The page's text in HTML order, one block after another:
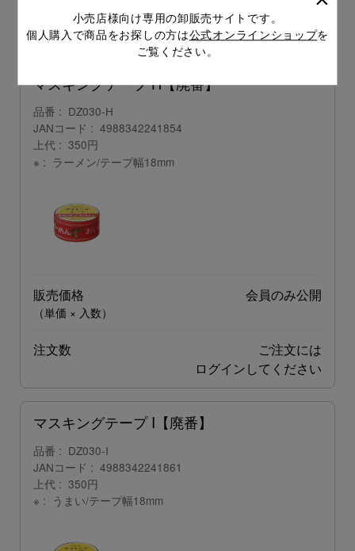
小売店様向け専用の卸販売サイトです。
個人購入で商品をお探しの方は公式オンラインショップを
ご覧ください。
ご注文には
ログイン してください
マスキングテープ H【廃番】
品番
DZ030-H
JANコード
4988342241854
上代
350円
※
ラーメン/テープ幅18mm
販売価格
（単価 × 入数）
会員のみ公開
注文数
ご注文には
ログインしてください
マスキングテープ I【廃番】
品番
DZ030-I
JANコード
4988342241861
上代
350円
※
うまい/テープ幅18mm